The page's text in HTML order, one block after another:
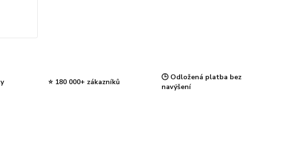
⭐ 180 000+ zákazníků
🕒 Odložená platba bez
navýšení